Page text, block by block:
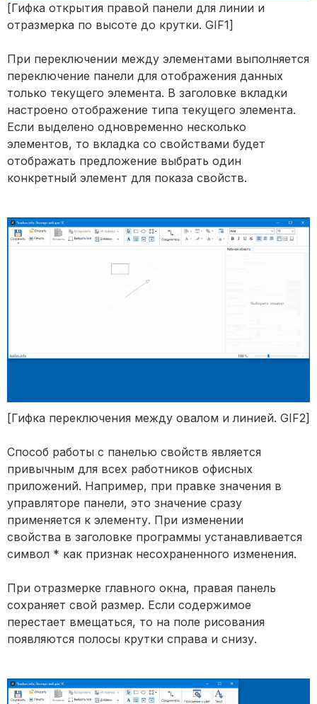
[Гифка открытия правой панели для линии и
отразмерка по высоте до крутки. GIF1]
При переключении между элементами выполняется
переключение панели для отображения данных
только текущего элемента. В заголовке вкладки
настроено отображение типа текущего элемента.
Если выделено одновременно несколько
элементов, то вкладка со свойствами будет
отображать предложение выбрать один
конкретный элемент для показа свойств.
[Гифка переключения между овалом и линией. GIF2]
Способ работы с панелью свойств является
привычным для всех работников офисных
приложений. Например, при правке значения в
управляторе панели, это значение сразу
применяется к элементу. При изменении
свойства в заголовке программы устанавливается
символ * как признак несохраненного изменения.
При отразмерке главного окна, правая панель
сохраняет свой размер. Если содержимое
перестает вмещаться, то на поле рисования
появляются полосы крутки справа и снизу.